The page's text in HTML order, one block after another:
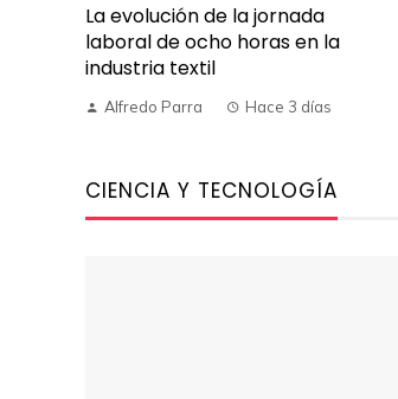
La evolución de la jornada
laboral de ocho horas en la
industria textil
Alfredo Parra Hace 3 días
CIENCIA Y TECNOLOGÍA